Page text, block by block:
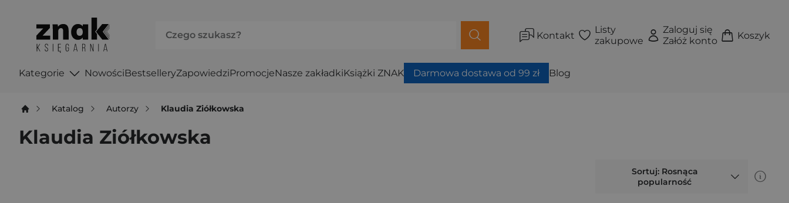
Kontakt
Listy
zakupowe
Zaloguj się
Załóż konto
Koszyk
Kategorie NowościBestselleryZapowiedziPromocjeNasze zakładkiKsiążki ZNAK Darmowa dostawa od 99 zł Blog
Katalog Autorzy Klaudia Ziółkowska
Klaudia Ziółkowska
Sortuj: Rosnąca
popularność